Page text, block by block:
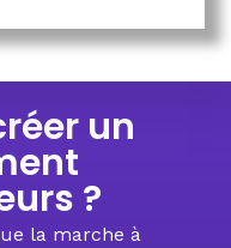
un
?
la marche à